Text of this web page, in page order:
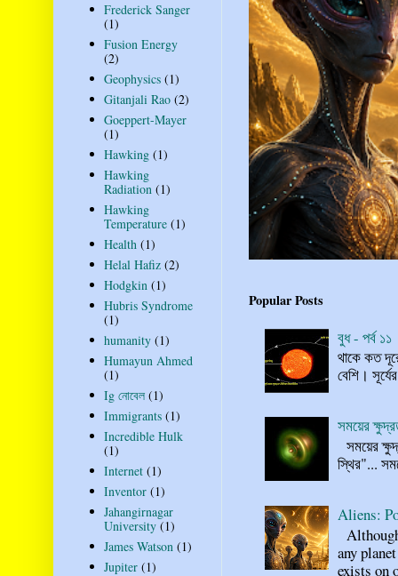
Popular Posts
বুধ - পর্ব ১১
থাকে কত
বেশি।
সময়ের
সময়ের
স্থির"...
Aliens:
any
exists on
Frederick Sanger
(1)
Fusion Energy
(2)
Geophysics (1)
Gitanjali Rao (2)
Goeppert-Mayer
(1)
Hawking (1)
Hawking
Radiation (1)
Hawking
Temperature (1)
Health (1)
Helal Hafiz (2)
Hodgkin (1)
Hubris Syndrome
(1)
humanity (1)
Humayun Ahmed
(1)
Ig নোবেল (1)
Immigrants (1)
Incredible Hulk
(1)
Internet (1)
Inventor (1)
Jahangirnagar
University (1)
James Watson (1)
Jupiter (1)